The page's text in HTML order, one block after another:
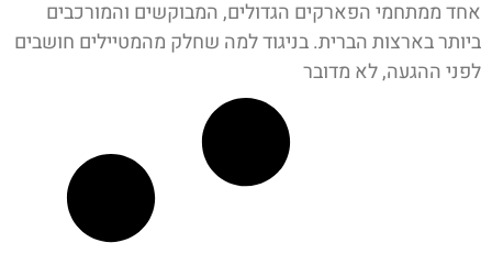
אחד ממתחמי הפארקים הגדולים, המבוקשים והמורכבים
ביותר בארצות הברית. בניגוד למה שחלק מהמטיילים חושבים
לפני ההגעה, לא מדובר